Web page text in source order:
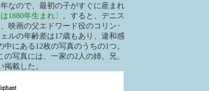
なので、最初の子がすぐに産まれ
1880年生まれ〕
。すると、デニス
映画の父エドワード役のコリン･
ルの年齢差は17歳もあり、違和感
中にある12枚の写真のうちの1つ。
写真には、一家の2人の姉、兄、
載した。